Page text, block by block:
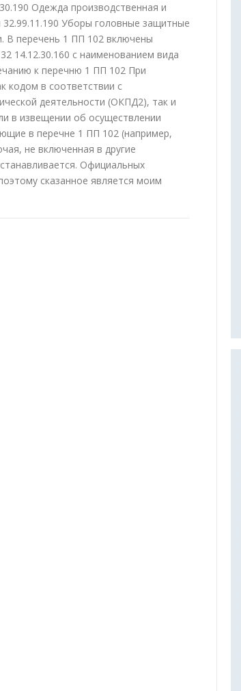
Одежда производственная и
32.99.11.190 Уборы головные защитные
В перечень 1 ПП 102 включены
14.12.30.160 с наименованием вида
к перечню 1 ПП 102 При
кодом в соответствии с
деятельности (ОКПД2), так и
в извещении об осуществлении
в перечне 1 ПП 102 (например,
не включенная в другие
Официальных
сказанное является моим